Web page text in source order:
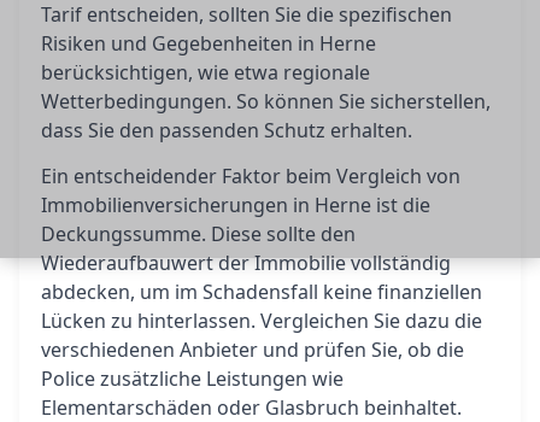
Tarif entscheiden, sollten Sie die spezifischen
Risiken und Gegebenheiten in Herne
berücksichtigen, wie etwa regionale
Wetterbedingungen. So können Sie sicherstellen,
dass Sie den passenden Schutz erhalten.
Ein entscheidender Faktor beim Vergleich von
Immobilienversicherungen in Herne ist die
Deckungssumme. Diese sollte den
Wiederaufbauwert der Immobilie vollständig
abdecken, um im Schadensfall keine finanziellen
Lücken zu hinterlassen. Vergleichen Sie dazu die
verschiedenen Anbieter und prüfen Sie, ob die
Police zusätzliche Leistungen wie
Elementarschäden oder Glasbruch beinhaltet.